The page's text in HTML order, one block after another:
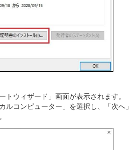
トウィザード」画面が表示されます。
ルコンピューター」を選択し、「次へ」